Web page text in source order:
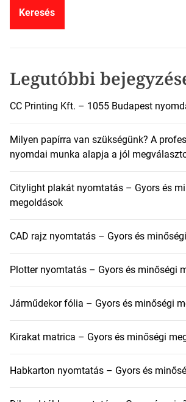
Legutóbbi
CC Printing Kft. – 1055 Budapest
Milyen papírra van szükségünk? A
nyomdai munka alapja a jól
Citylight plakát nyomtatás – Gyors és
megoldások
CAD rajz nyomtatás – Gyors és
Plotter nyomtatás – Gyors és minőségi
Járműdekor fólia – Gyors és minőségi
Kirakat matrica – Gyors és minőségi
Habkarton nyomtatás – Gyors és